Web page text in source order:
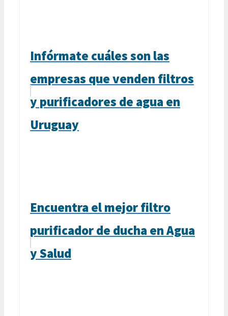
Infórmate cuáles son las
empresas que venden filtros
y purificadores de agua en
Uruguay
Encuentra el mejor filtro
purificador de ducha en Agua
y Salud